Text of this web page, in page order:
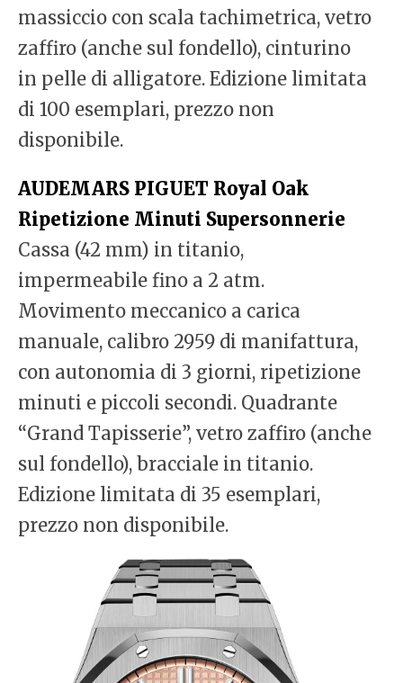
massiccio con scala tachimetrica, vetro
zaffiro (anche sul fondello), cinturino
in pelle di alligatore. Edizione limitata
di 100 esemplari, prezzo non
disponibile.
AUDEMARS PIGUET Royal Oak
Ripetizione Minuti Supersonnerie
Cassa (42 mm) in titanio,
impermeabile fino a 2 atm.
Movimento meccanico a carica
manuale, calibro 2959 di manifattura,
con autonomia di 3 giorni, ripetizione
minuti e piccoli secondi. Quadrante
“Grand Tapisserie”, vetro zaffiro (anche
sul fondello), bracciale in titanio.
Edizione limitata di 35 esemplari,
prezzo non disponibile.